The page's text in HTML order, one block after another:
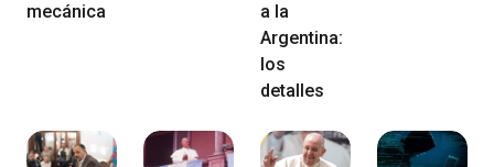
mecánica
a la
Argentina:
los
detalles